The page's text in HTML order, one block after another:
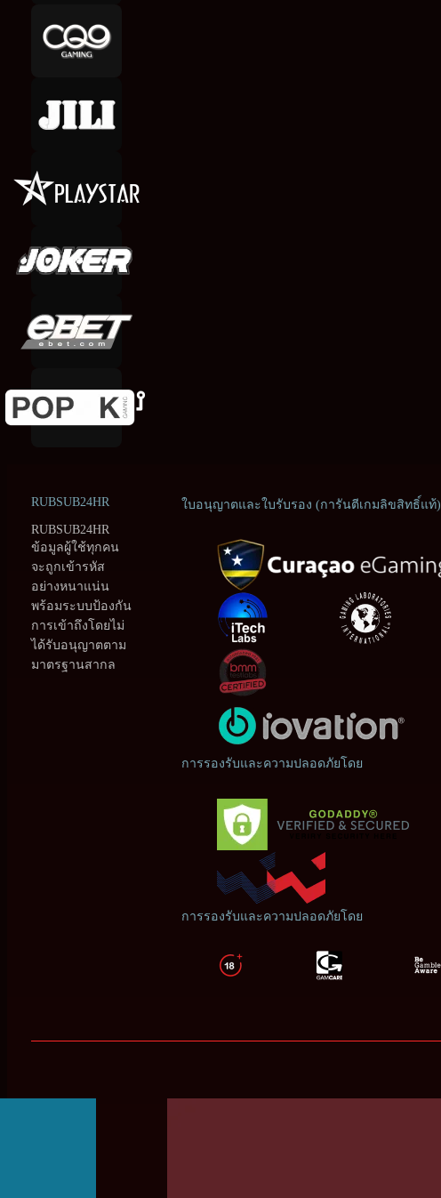
RUBSUB24HR
RUBSUB24HR
ข้อมูลผู้ใช้ทุกคน
จะถูกเข้ารหัส
อย่างหนาแน่น
พร้อมระบบป้องกัน
การเข้าถึงโดยไม่
ได้รับอนุญาตตาม
มาตรฐานสากล
ใบอนุญาตและใบรับรอง (การันตีเกมลิขสิทธิ์แท้)
การรองรับและความปลอดภัยโดย
การรองรับและความปลอดภัยโดย